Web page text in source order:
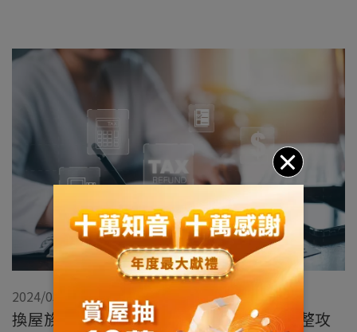
2024/03/18
換屋族必讀：房地合一稅與土地增值稅完整攻